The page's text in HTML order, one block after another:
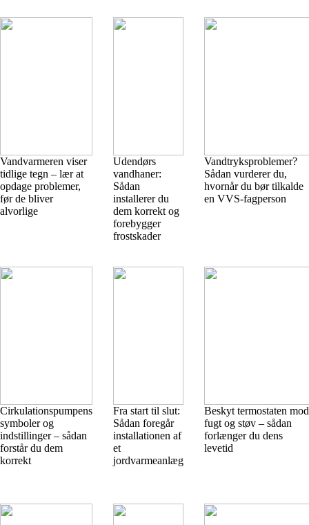
Vandvarmeren viser
tidlige tegn – lær at
opdage problemer,
før de bliver
alvorlige
Udendørs
vandhaner:
Sådan
installerer du
dem korrekt og
forebygger
frostskader
Vandtryksproblemer?
Sådan vurderer du,
hvornår du bør tilkalde
en VVS-fagperson
Cirkulationspumpens
symboler og
indstillinger – sådan
forstår du dem
korrekt
Fra start til slut:
Sådan foregår
installationen af
et
jordvarmeanlæg
Beskyt termostaten mod
fugt og støv – sådan
forlænger du dens
levetid